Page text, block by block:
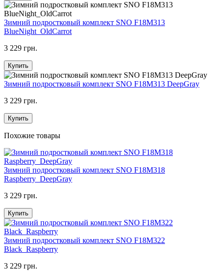
Зимний подростковый комплект SNO F18M313
BlueNight_OldCarrot
3 229 грн.
Купить
Зимний подростковый комплект SNO F18M313 DeepGray
3 229 грн.
Купить
Похожие товары
Зимний подростковый комплект SNO F18M318
Raspberry_DeepGray
3 229 грн.
Купить
Зимний подростковый комплект SNO F18M322
Black_Raspberry
3 229 грн.